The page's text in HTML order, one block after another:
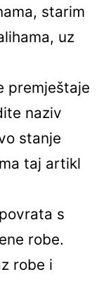
starim
uz
premještaje
naziv
stanje
taj artikl
s
robe.
robe i